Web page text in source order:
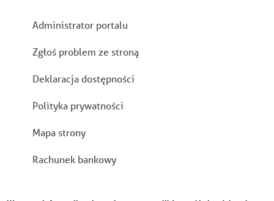
Stopka
Administrator portalu
Zgłoś problem ze stroną
Deklaracja dostępności
Polityka prywatności
Mapa strony
Rachunek bankowy